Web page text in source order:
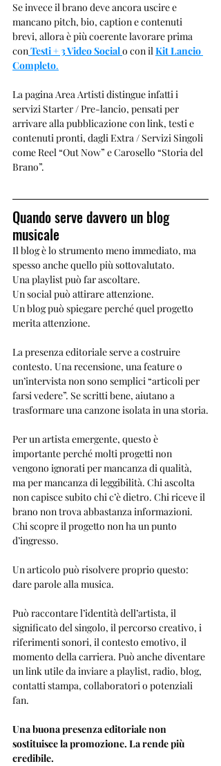
Se invece il brano deve ancora uscire e
mancano pitch, bio, caption e contenuti
brevi, allora è più coerente lavorare prima
conTesti + 3 Video Socialo con il Kit Lancio
Completo.
La pagina Area Artisti distingue infatti i
servizi Starter / Pre-lancio, pensati per
arrivare alla pubblicazione con link, testi e
contenuti pronti, dagli Extra / Servizi Singoli
come Reel “Out Now” e Carosello “Storia del
Brano”.
Quando serve davvero un blog
musicale
Il blog è lo strumento meno immediato, ma
spesso anche quello più sottovalutato.
Una playlist può far ascoltare.
Un social può attirare attenzione.
Un blog può spiegare perché quel progetto
merita attenzione.
La presenza editoriale serve a costruire
contesto. Una recensione, una feature o
un’intervista non sono semplici “articoli per
farsi vedere”. Se scritti bene, aiutano a
trasformare una canzone isolata in una storia.
Per un artista emergente, questo è
importante perché molti progetti non
vengono ignorati per mancanza di qualità,
ma per mancanza di leggibilità. Chi ascolta
non capisce subito chi c’è dietro. Chi riceve il
brano non trova abbastanza informazioni.
Chi scopre il progetto non ha un punto
d’ingresso.
Un articolo può risolvere proprio questo:
dare parole alla musica.
Può raccontare l’identità dell’artista, il
significato del singolo, il percorso creativo, i
riferimenti sonori, il contesto emotivo, il
momento della carriera. Può anche diventare
un link utile da inviare a playlist, radio, blog,
contatti stampa, collaboratori o potenziali
fan.
Una buona presenza editoriale non
sostituisce la promozione. La rende più
credibile.